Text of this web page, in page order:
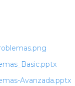
Avanzada.pptx